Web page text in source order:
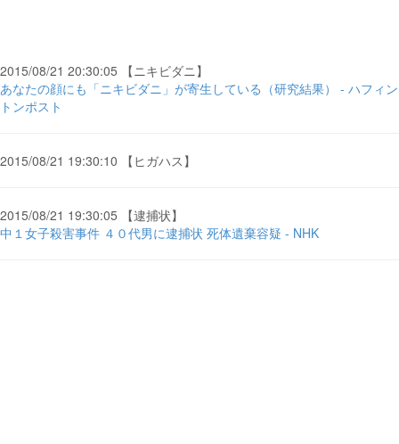
2015/08/21 20:30:05 【ニキビダニ】
あなたの顔にも「ニキビダニ」が寄生している（研究結果） - ハフィン
トンポスト
2015/08/21 19:30:10 【ヒガハス】
2015/08/21 19:30:05 【逮捕状】
中１女子殺害事件 ４０代男に逮捕状 死体遺棄容疑 - NHK